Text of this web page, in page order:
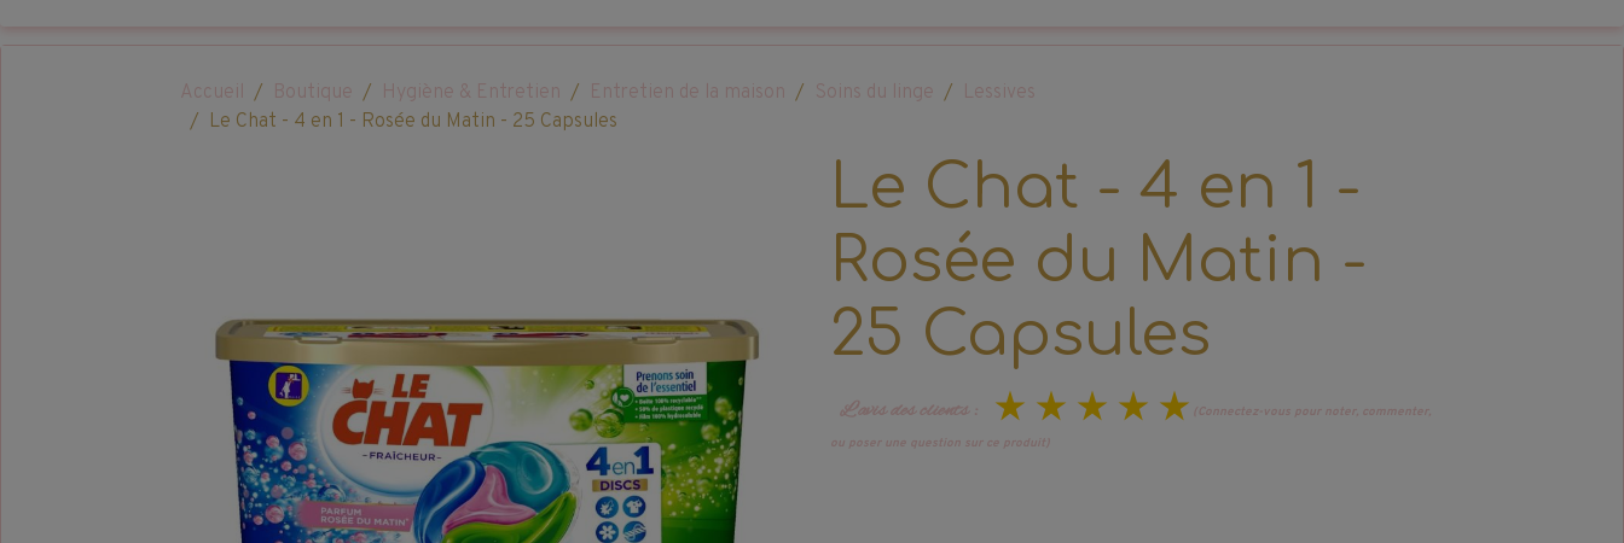
Accueil Boutique Hygiène & Entretien Entretien de la maison Soins du linge
Lessives
Le Chat - 4 en 1 - Rosée du Matin - 25 Capsules
Le Chat - 4 en 1 -
Rosée du Matin -
25 Capsules
L’avis des clients :
(Connectez-vous pour noter, commenter,
ou poser une question sur ce produit)